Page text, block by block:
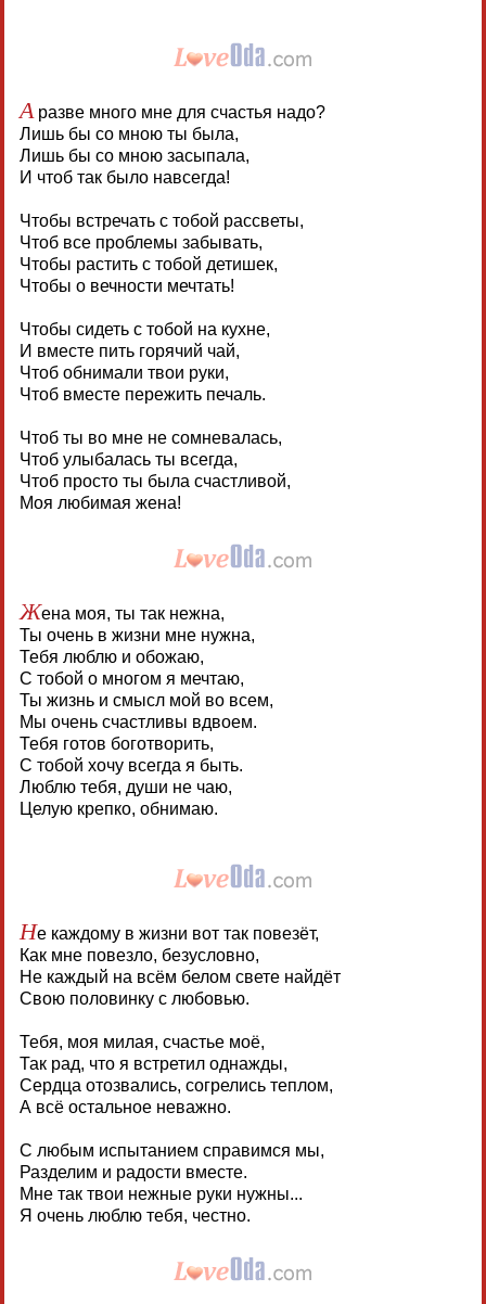
А разве много мне для счастья надо?
Лишь бы со мною ты была,
Лишь бы со мною засыпала,
И чтоб так было навсегда!
Чтобы встречать с тобой рассветы,
Чтоб все проблемы забывать,
Чтобы растить с тобой детишек,
Чтобы о вечности мечтать!
Чтобы сидеть с тобой на кухне,
И вместе пить горячий чай,
Чтоб обнимали твои руки,
Чтоб вместе пережить печаль.
Чтоб ты во мне не сомневалась,
Чтоб улыбалась ты всегда,
Чтоб просто ты была счастливой,
Моя любимая жена!
Жена моя, ты так нежна,
Ты очень в жизни мне нужна,
Тебя люблю и обожаю,
С тобой о многом я мечтаю,
Ты жизнь и смысл мой во всем,
Мы очень счастливы вдвоем.
Тебя готов боготворить,
С тобой хочу всегда я быть.
Люблю тебя, души не чаю,
Целую крепко, обнимаю.
Не каждому в жизни вот так повезёт,
Как мне повезло, безусловно,
Не каждый на всём белом свете найдёт
Свою половинку с любовью.
Тебя, моя милая, счастье моё,
Так рад, что я встретил однажды,
Сердца отозвались, согрелись теплом,
А всё остальное неважно.
С любым испытанием справимся мы,
Разделим и радости вместе.
Мне так твои нежные руки нужны...
Я очень люблю тебя, честно.